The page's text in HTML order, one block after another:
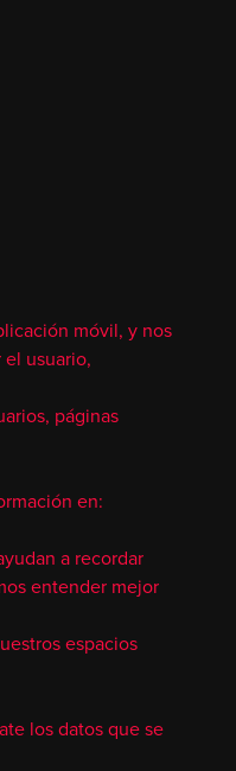
móvil, y nos
usuario,
páginas
en:
a recordar
entender mejor
espacios
los datos que se